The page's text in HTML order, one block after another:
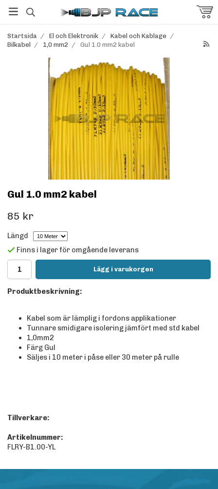
Startsida / El och Elektronik / Kabel och Kablage /
Bilkabel
/ 1,0 mm2 / Gul 1.0 mm2 kabel
Gul 1.0 mm2 kabel
85 kr
Längd
Finns i lager för omgående leverans
Lägg i varukorgen
Produktbeskrivning:
Kabel som är lämplig i fordons applikationer
Tunnare smidigare isolering jämfört med std kabel
1,0mm2
Färg Gul
Säljes i 10 meter i påse eller 30 meter på rulle
Tillverkare:
Artikelnummer:
FLRY-B1.00-YL